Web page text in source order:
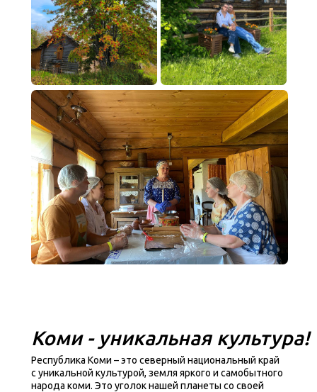
Коми - уникальная культура!
Республика Коми – это северный национальный край
с уникальной культурой, земля яркого и самобытного
народа коми. Это уголок нашей планеты со своей